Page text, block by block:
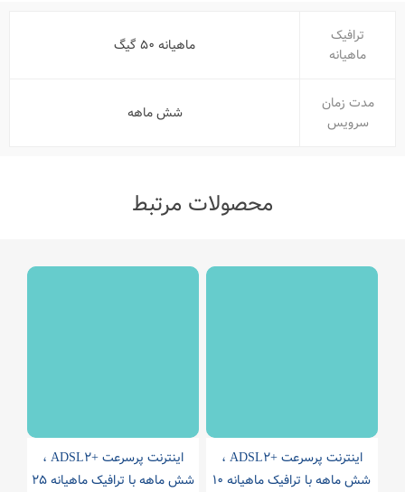
ترافیک
ماهیانه
ماهیانه ۵۰ گیگ
مدت زمان
سرویس
شش ماهه
محصولات مرتبط
اینترنت پرسرعت +ADSL2 ،
شش ماهه با ترافیک ماهیانه 10
اینترنت پرسرعت +ADSL2 ،
شش ماهه با ترافیک ماهیانه 25